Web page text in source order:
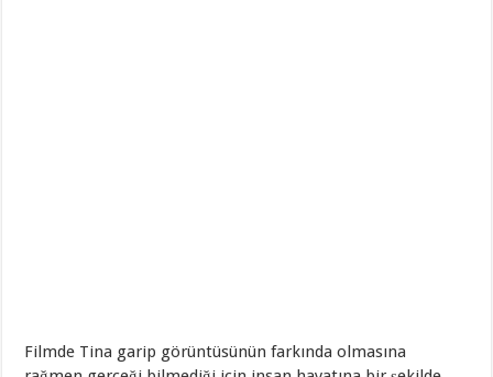
Filmde Tina garip görüntüsünün farkında olmasına